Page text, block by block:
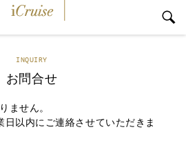
INQUIRY
お問合せ
ません。
日以内にご連絡させていただきま